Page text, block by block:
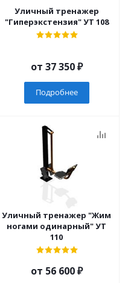
Уличный тренажер
"Гиперэкстензия" УТ 108
от 37 350 ₽
Подробнее
Уличный тренажер "Жим
ногами одинарный" УТ
110
от 56 600 ₽